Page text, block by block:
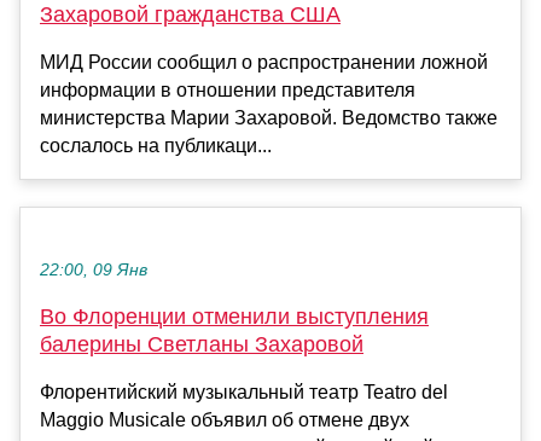
Захаровой гражданства США
МИД России сообщил о распространении ложной
информации в отношении представителя
министерства Марии Захаровой. Ведомство также
сослалось на публикаци...
22:00, 09 Янв
Во Флоренции отменили выступления
балерины Светланы Захаровой
Флорентийский музыкальный театр Teatro del
Maggio Musicale объявил об отмене двух